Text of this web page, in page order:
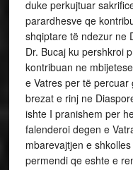
duke perkujtuar
parardhesve qe
shqiptare të ndezur ne
Dr. Bucaj ku pershkroi
kontribuan ne
e Vatres per të
brezat e rinj ne
ishte I pranishem per
falenderoi degen e
mbarevajtjen e
permendi qe eshte e